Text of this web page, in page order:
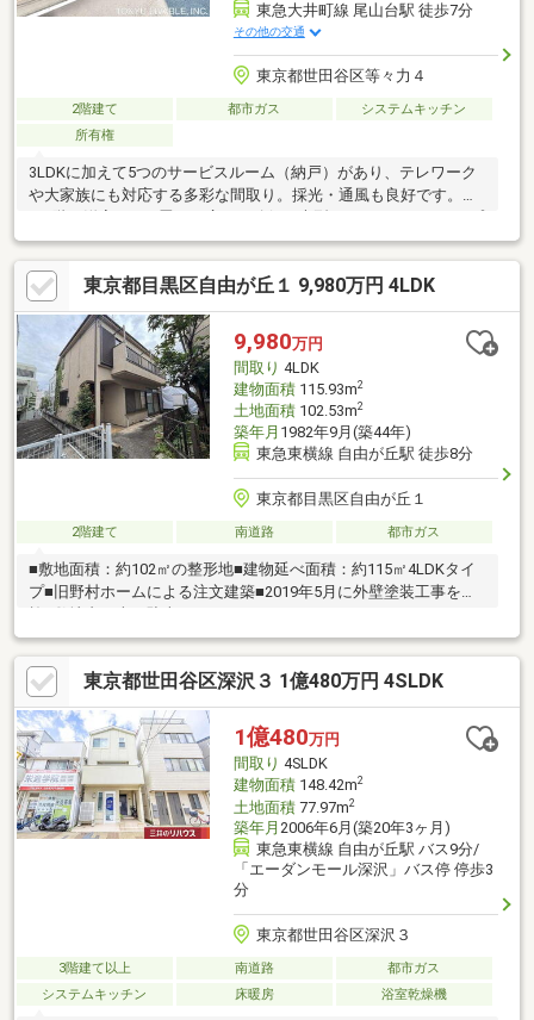
東急大井町線 尾山台駅 徒歩7分
その他の交通
東京都世田谷区等々力４
2階建て 都市ガス
システムキッチン
所有権
3LDKに加えて5つのサービスルーム（納戸）があり、テレワーク
や大家族にも対応する多彩な間取り。採光・通風も良好です。地
ライベートオフィスとしてもおすすめです。4つのゲストルーム
（洋室）を配置。遠方からの大切なゲストを招く宿泊スペースと
してはもちろん、アトリエや書斎、大家族それぞれの個室など、
使い方は自由自在です。1階や2階の居住スペースに上がることな
く快適に過ごせるため、2世帯同居や、自宅に人を招く機会の多い
方にも大変喜ばれる設計となっています。
東京都目黒区自由が丘１ 9,980万円 4LDK
9,980万円
間取り 4LDK
建物面積115.93m2
土地面積102.53m2
築年月 1982年9月(築44年)
東急東横線 自由が丘駅 徒歩8分
東京都目黒区自由が丘１
2階建て 南道路 都市ガス
■敷地面積：約102㎡の整形地■建物延べ面積：約115㎡4LDKタイ
プ■旧野村ホームによる注文建築■2019年5月に外壁塗装工事を実
施■敷地内に車の駐車はできません
東京都世田谷区深沢３ 1億480万円 4SLDK
1億480万円
間取り 4SLDK
建物面積148.42m2
土地面積77.97m2
築年月 2006年6月(築20年3ヶ月)
東急東横線 自由が丘駅 バス9分/
「エーダンモール深沢」バス停 停歩3
分
東京都世田谷区深沢３
3階建て以上 南道路
都市ガス
システムキッチン
床暖房 浴室乾燥機